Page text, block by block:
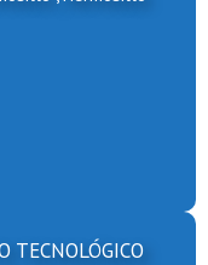
TECNOLÓGICO